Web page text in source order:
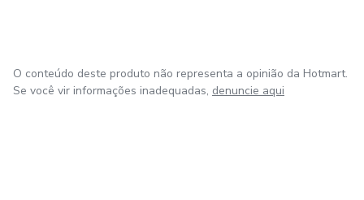
O conteúdo deste produto não representa a opinião da Hotmart.
Se você vir informações inadequadas, denuncie aqui